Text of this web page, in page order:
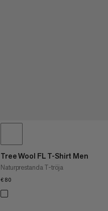
Tree Wool FL T-Shirt Men
Naturprestanda T-tröja
€80